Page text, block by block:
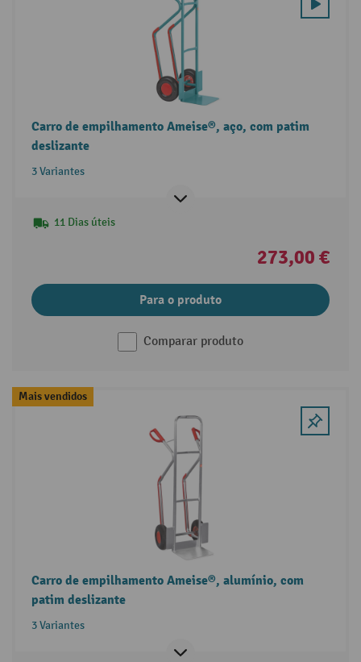
Carro de empilhamento Ameise®, aço, com patim
deslizante
3 Variantes
11 Dias úteis
273,00 €
Para o produto
Comparar produto
Mais vendidos
Carro de empilhamento Ameise®, alumínio, com
patim deslizante
3 Variantes